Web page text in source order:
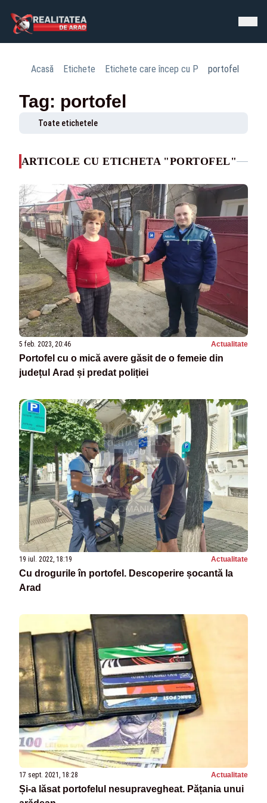
Acasă Etichete Etichete care încep cu P portofel
Tag: portofel
Toate etichetele
ARTICOLE CU ETICHETA "PORTOFEL"
5 feb. 2023, 20:46 Actualitate
Portofel cu o mică avere găsit de o femeie din
județul Arad și predat poliției
19 iul. 2022, 18:19 Actualitate
Cu drogurile în portofel. Descoperire șocantă la
Arad
17 sept. 2021, 18:28 Actualitate
Și-a lăsat portofelul nesupravegheat. Pățania unui